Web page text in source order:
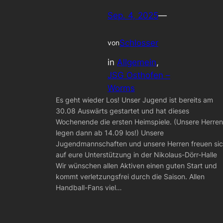
Sep. 4, 2025—
vonSchlosser
in Allgemein
JSG Osthofen –
Worms
Es geht wieder Los! Unser Jugend ist bereits am
30.08 Auswärts gestartet und hat dieses
Wochenende die ersten Heimspiele. (Unsere Herren
legen dann ab 14.09 los!) Unsere
Jugendmannschaften und unsere Herren freuen
auf eure Unterstützung in der Nikolaus-Dörr-Halle
Wir wünschen allen Aktiven einen guten Start und
kommt verletzungsfrei durch die Saison. Allen
Handball-Fans viel…